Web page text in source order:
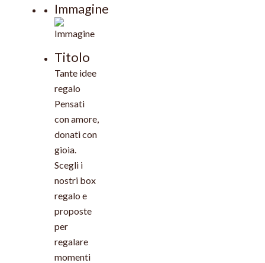
Immagine
Titolo
Tante idee
regalo
Pensati
con amore,
donati con
gioia.
Scegli i
nostri box
regalo e
proposte
per
regalare
momenti